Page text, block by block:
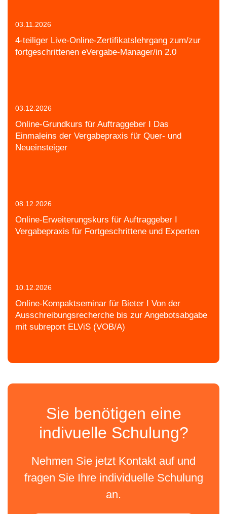
03.11.2026
4-teiliger Live-Online-Zertifikatslehrgang zum/zur
fortgeschrittenen eVergabe-Manager/in 2.0
03.12.2026
Online-Grundkurs für Auftraggeber I Das
Einmaleins der Vergabepraxis für Quer- und
Neueinsteiger
08.12.2026
Online-Erweiterungskurs für Auftraggeber I
Vergabepraxis für Fortgeschrittene und Experten
10.12.2026
Online-Kompaktseminar für Bieter I Von der
Ausschreibungsrecherche bis zur Angebotsabgabe
mit subreport ELViS (VOB/A)
Sie benötigen eine
indivuelle Schulung?
Nehmen Sie jetzt Kontakt auf und
fragen Sie Ihre individuelle Schulung
an.